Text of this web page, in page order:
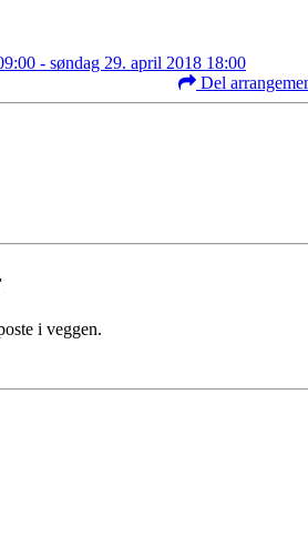
- søndag 29. april 2018 18:00
Del
i veggen.